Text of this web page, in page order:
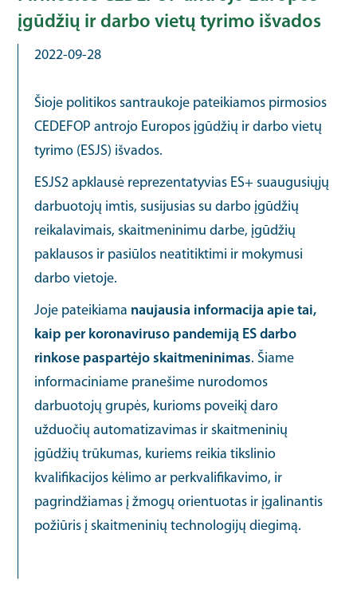
įgūdžių ir darbo vietų tyrimo išvados
2022-09-28
Šioje politikos santraukoje pateikiamos pirmosios
CEDEFOP antrojo Europos įgūdžių ir darbo vietų
tyrimo (ESJS) išvados.
ESJS2 apklausė reprezentatyvias ES+ suaugusiųjų
darbuotojų imtis, susijusias su darbo įgūdžių
reikalavimais, skaitmeninimu darbe, įgūdžių
paklausos ir pasiūlos neatitiktimi ir mokymusi
darbo vietoje.
Joje pateikiama naujausia informacija apie tai,
kaip per koronaviruso pandemiją ES darbo
rinkose paspartėjo skaitmeninimas. Šiame
informaciniame pranešime nurodomos
darbuotojų grupės, kurioms poveikį daro
užduočių automatizavimas ir skaitmeninių
įgūdžių trūkumas, kuriems reikia tikslinio
kvalifikacijos kėlimo ar perkvalifikavimo, ir
pagrindžiamas į žmogų orientuotas ir įgalinantis
požiūris į skaitmeninių technologijų diegimą.